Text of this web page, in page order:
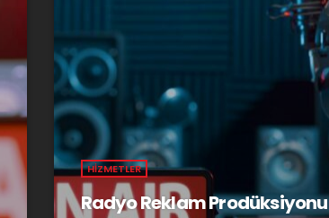
HIZMETLER
Radyo Reklam Prodüksiyonu